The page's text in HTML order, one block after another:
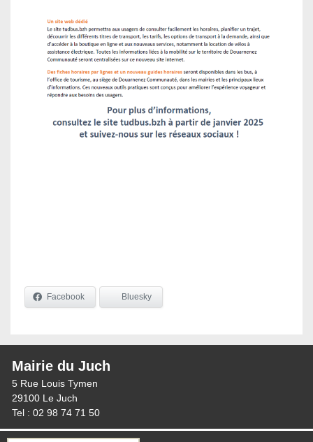
Facebook Bluesky
Mairie du Juch
5 Rue Louis Tymen
29100 Le Juch
Tel : 02 98 74 71 50